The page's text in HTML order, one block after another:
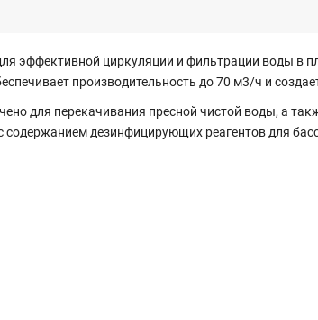
эффективной циркуляции и фильтрации воды в
производительность до 70 м3/ч и
для перекачивания пресной чистой воды, а
дезинфицирующих реагентов для